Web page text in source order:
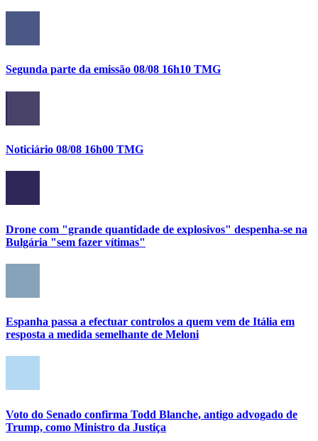
Segunda parte da emissão 08/08 16h10 TMG
Noticiário 08/08 16h00 TMG
Drone com "grande quantidade de explosivos" despenha-se na
Bulgária "sem fazer vítimas"
Espanha passa a efectuar controlos a quem vem de Itália em
resposta a medida semelhante de Meloni
Voto do Senado confirma Todd Blanche, antigo advogado de
Trump, como Ministro da Justiça